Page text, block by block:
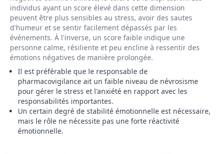
individus ayant un score élevé dans cette dimension
peuvent être plus sensibles au stress, avoir des sautes
d'humeur et se sentir facilement dépassés par les
événements. À l'inverse, un score faible indique une
personne calme, résiliente et peu encline à ressentir des
émotions négatives de manière prolongée.
Il est préférable que le responsable de
pharmacovigilance ait un faible niveau de névrosisme
pour gérer le stress et l'anxiété en rapport avec les
responsabilités importantes.
Un certain degré de stabilité émotionnelle est nécessaire,
mais le rôle ne nécessite pas une forte réactivité
émotionnelle.